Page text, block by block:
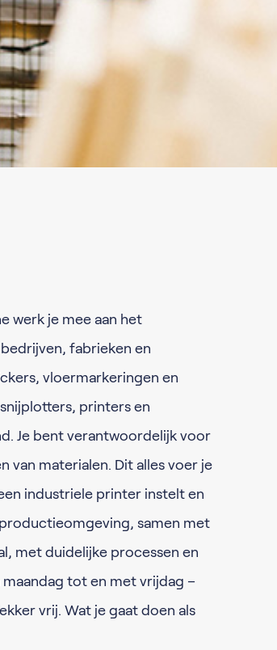
werk je mee aan het
fabrieken en
vloermarkeringen en
printers en
Je bent verantwoordelijk voor
van materialen. Dit alles voer je
industriele printer instelt en
samen met
met duidelijke processen en
tot en met vrijdag –
vrij. Wat je gaat doen als